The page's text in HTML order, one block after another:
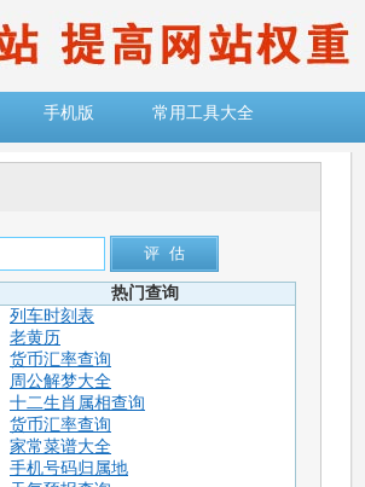
手机版 常用工具大全
热门查询
列车时刻表
老黄历
货币汇率查询
周公解梦大全
十二生肖属相查询
货币汇率查询
家常菜谱大全
手机号码归属地